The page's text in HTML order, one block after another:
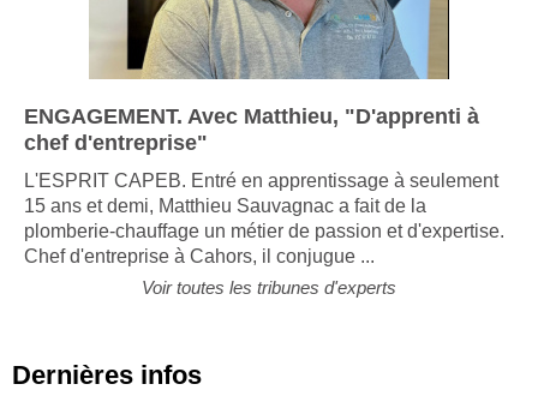
ENGAGEMENT. Avec Matthieu, "D'apprenti à
chef d'entreprise"
L'ESPRIT CAPEB. Entré en apprentissage à seulement
15 ans et demi, Matthieu Sauvagnac a fait de la
plomberie-chauffage un métier de passion et d'expertise.
Chef d'entreprise à Cahors, il conjugue ...
Voir toutes les tribunes d'experts
Dernières infos